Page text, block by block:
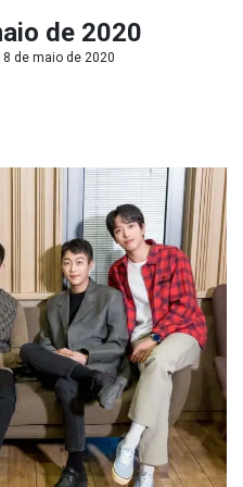
de 2020
de maio de 2020